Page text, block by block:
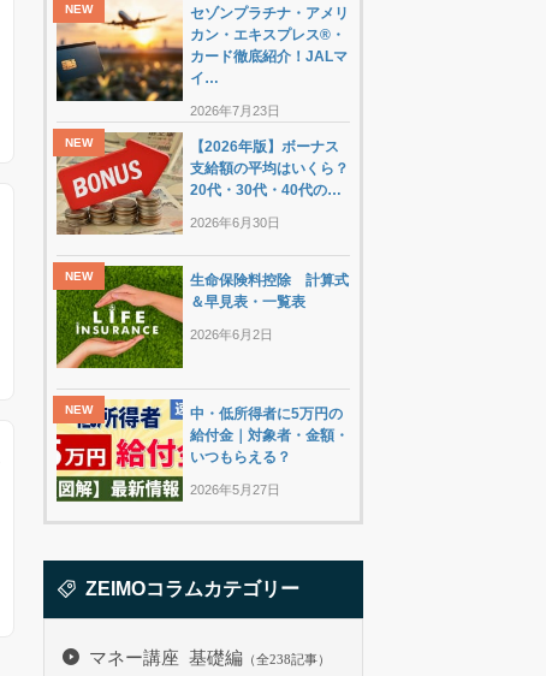
セゾンプラチナ・アメリ
カン・エキスプレス®・
カード徹底紹介！JALマ
イ…
2026年7月23日
【2026年版】ボーナス
支給額の平均はいくら？
20代・30代・40代の…
2026年6月30日
生命保険料控除 計算式
＆早見表・一覧表
2026年6月2日
中・低所得者に5万円の
給付金｜対象者・金額・
いつもらえる？
2026年5月27日
ZEIMOコラムカテゴリー
マネー講座 基礎編 （全238記事）